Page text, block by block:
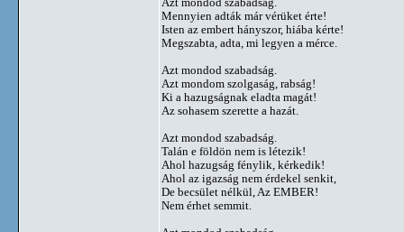
Mennyien adták már vérüket érte!
Isten az embert hányszor, hiába kérte!
Megszabta, adta, mi legyen a mérce.
Azt mondod szabadság.
Azt mondom szolgaság, rabság!
Ki a hazugságnak eladta magát!
Az sohasem szerette a hazát.
Azt mondod szabadság.
Talán e földön nem is létezik!
Ahol hazugság fénylik, kérkedik!
Ahol az igazság nem érdekel senkit,
De becsület nélkül, Az EMBER!
Nem érhet semmit.